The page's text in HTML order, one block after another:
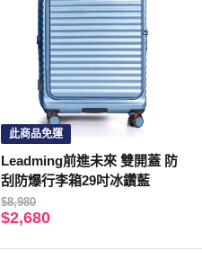
此商品免運
Leadming前進未來 雙開蓋 防
刮防爆行李箱29吋冰鑽藍
$8,980
$2,680